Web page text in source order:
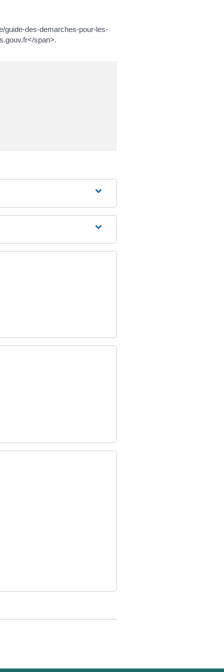
guide-des-demarches-pour-les-
span>.